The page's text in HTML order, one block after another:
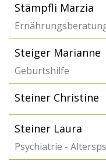
Stämpfli Marzia
Steiger Marianne
Geburtshilfe
Steiner Christine
Steiner Laura
Psychiatrie -